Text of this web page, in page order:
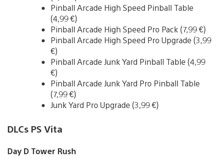
Pinball Arcade High Speed Pinball Table
(4,99 €)
Pinball Arcade High Speed Pro Pack (7,99 €)
Pinball Arcade High Speed Pro Upgrade (3,99
€)
Pinball Arcade Junk Yard Pinball Table (4,99
€)
Pinball Arcade Junk Yard Pro Pinball Table
(7,99 €)
Junk Yard Pro Upgrade (3,99 €)
DLCs PS Vita
Day D Tower Rush